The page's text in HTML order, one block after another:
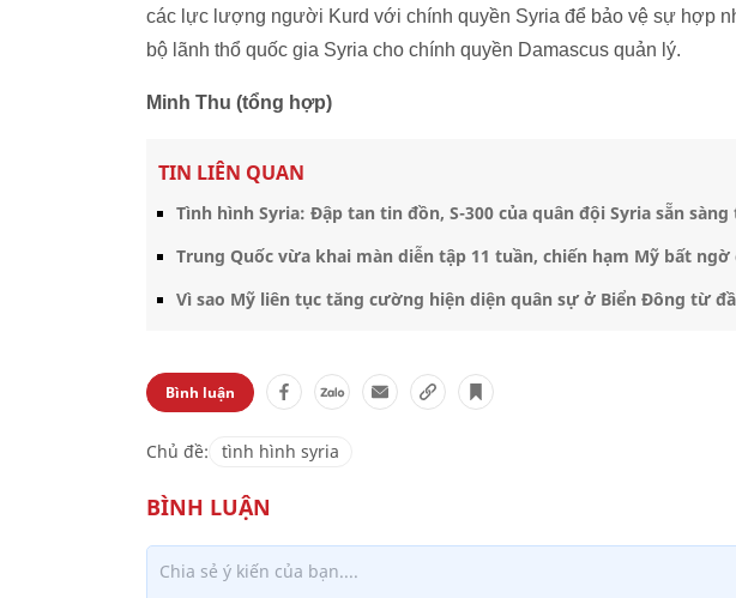
các lực lượng người Kurd với chính quyền Syria để bảo vệ sự hợp
bộ lãnh thổ quốc gia Syria cho chính quyền Damascus quản lý.
Minh Thu (tổng hợp)
TIN LIÊN QUAN
Tình hình Syria: Đập tan tin đồn, S-300 của quân đội Syria sẵn
Trung Quốc vừa khai màn diễn tập 11 tuần, chiến hạm Mỹ bất
Vì sao Mỹ liên tục tăng cường hiện diện quân sự ở Biển Đông từ
Bình luận
Chủ đề: tình hình syria